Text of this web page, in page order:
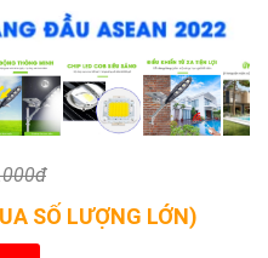
SỐ LƯỢNG LỚN)